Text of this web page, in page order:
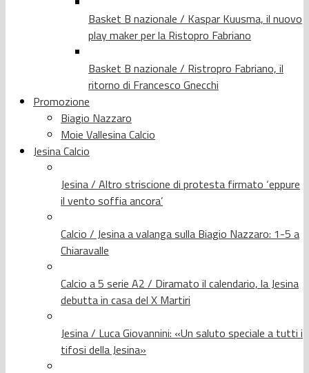
Basket B nazionale / Kaspar Kuusma, il nuovo
play maker per la Ristopro Fabriano
Basket B nazionale / Ristropro Fabriano, il
ritorno di Francesco Gnecchi
Promozione
Biagio Nazzaro
Moie Vallesina Calcio
Jesina Calcio
Jesina / Altro striscione di protesta firmato ‘eppure
il vento soffia ancora’
Calcio / Jesina a valanga sulla Biagio Nazzaro: 1-5 a
Chiaravalle
Calcio a 5 serie A2 / Diramato il calendario, la Jesina
debutta in casa del X Martiri
Jesina / Luca Giovannini: «Un saluto speciale a tutti i
tifosi della Jesina»